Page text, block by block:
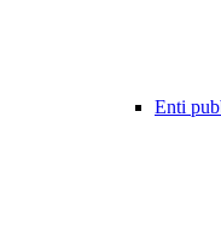
Enti